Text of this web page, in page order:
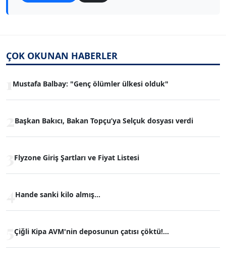
ÇOK OKUNAN HABERLER
Mustafa Balbay: "Genç ölümler ülkesi olduk"
Başkan Bakıcı, Bakan Topçu’ya Selçuk dosyası verdi
Flyzone Giriş Şartları ve Fiyat Listesi
Hande sanki kilo almış...
Çiğli Kipa AVM'nin deposunun çatısı çöktü!...